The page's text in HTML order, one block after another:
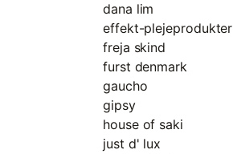
dana lim
effekt-plejeprodukter
freja skind
furst denmark
gaucho
gipsy
house of saki
just d' lux